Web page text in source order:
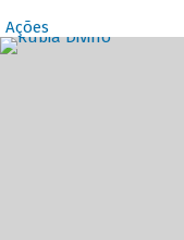
Ações